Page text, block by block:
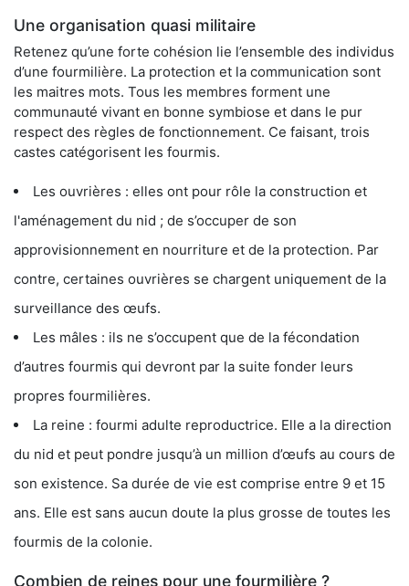
Une organisation quasi militaire
Retenez qu’une forte cohésion lie l’ensemble des individus
d’une fourmilière. La protection et la communication sont
les maitres mots. Tous les membres forment une
communauté vivant en bonne symbiose et dans le pur
respect des règles de fonctionnement. Ce faisant, trois
castes catégorisent les fourmis.
Les ouvrières : elles ont pour rôle la construction et
l'aménagement du nid ; de s’occuper de son
approvisionnement en nourriture et de la protection. Par
contre, certaines ouvrières se chargent uniquement de la
surveillance des œufs.
Les mâles : ils ne s’occupent que de la fécondation
d’autres fourmis qui devront par la suite fonder leurs
propres fourmilières.
La reine : fourmi adulte reproductrice. Elle a la direction
du nid et peut pondre jusqu’à un million d’œufs au cours de
son existence. Sa durée de vie est comprise entre 9 et 15
ans. Elle est sans aucun doute la plus grosse de toutes les
fourmis de la colonie.
Combien de reines pour une fourmilière ?